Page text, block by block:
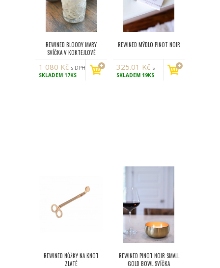
REWINED BLOODY MARY
SVÍČKA V KOKTEJLOVÉ
1 080 Kč s DPH
SKLADEM 17KS
REWINED MÝDLO PINOT NOIR
325.01 Kč s
DPH
SKLADEM 19KS
REWINED NŮŽKY NA KNOT
ZLATÉ
REWINED PINOT NOIR SMALL
GOLD BOWL SVÍČKA